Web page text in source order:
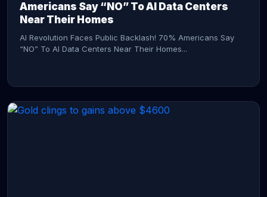
Americans Say “NO” To AI Data Centers
Near Their Homes
AI Revolution Faces Public Backlash! 70% Americans Say
“NO” To AI Data Centers Near Their Homes...